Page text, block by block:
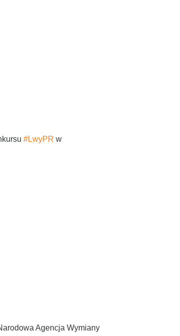
#LwyPR w
Agencja Wymiany